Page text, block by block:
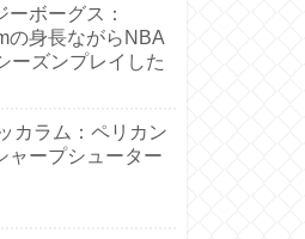
ーボーグス：
の身長ながらNBA
ーズンプレイした
カラム：ペリカン
ャープシューター